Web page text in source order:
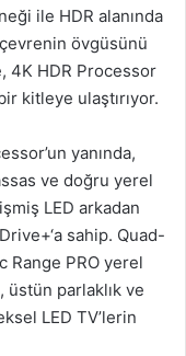
ile HDR alanında
övgüsünü
4K HDR Processor
kitleye ulaştırıyor.
yanında,
ve doğru yerel
LED arkadan
sahip. Quad-
Range PRO yerel
üstün parlaklık ve
LED TV’lerin